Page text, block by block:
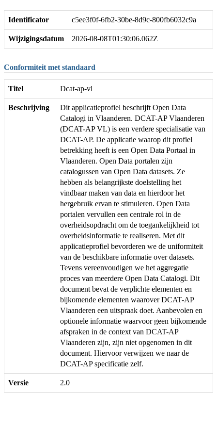
Identificator c5ee3f0f-6fb2-30be-8d9c-800fb6032c9a
Wijzigingsdatum 2026-08-08T01:30:06.062Z
Conformiteit met standaard
Titel Dcat-ap-vl
Beschrijving
Dit applicatieprofiel beschrijft Open Data
Catalogi in Vlaanderen. DCAT-AP Vlaanderen
(DCAT-AP VL) is een verdere specialisatie van
DCAT-AP. De applicatie waarop dit profiel
betrekking heeft is een Open Data Portaal in
Vlaanderen. Open Data portalen zijn
catalogussen van Open Data datasets. Ze
hebben als belangrijkste doelstelling het
vindbaar maken van data en hierdoor het
hergebruik ervan te stimuleren. Open Data
portalen vervullen een centrale rol in de
overheidsopdracht om de toegankelijkheid tot
overheidsinformatie te realiseren. Met dit
applicatieprofiel bevorderen we de uniformiteit
van de beschikbare informatie over datasets.
Tevens vereenvoudigen we het aggregatie
proces van meerdere Open Data Catalogi. Dit
document bevat de verplichte elementen en
bijkomende elementen waarover DCAT-AP
Vlaanderen een uitspraak doet. Aanbevolen en
optionele informatie waarvoor geen bijkomende
afspraken in de context van DCAT-AP
Vlaanderen zijn, zijn niet opgenomen in dit
document. Hiervoor verwijzen we naar de
DCAT-AP specificatie zelf.
Versie 2.0